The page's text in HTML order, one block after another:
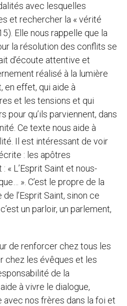
avec lesquelles
et rechercher la « vérité
Elle nous rappelle que la
la résolution des conflits se
d’écoute attentive et
réalisé à la lumière
en effet, qui aide à
et les tensions et qui
pour qu’ils parviennent, dans
Ce texte nous aide à
Il est intéressant de voir
: les apôtres
« L’Esprit Saint et nous-
». C’est le propre de la
l’Esprit Saint, sinon ce
un parloir, un parlement,
de renforcer chez tous les
chez les évêques et les
de la
à vivre le dialogue,
avec nos frères dans la foi et